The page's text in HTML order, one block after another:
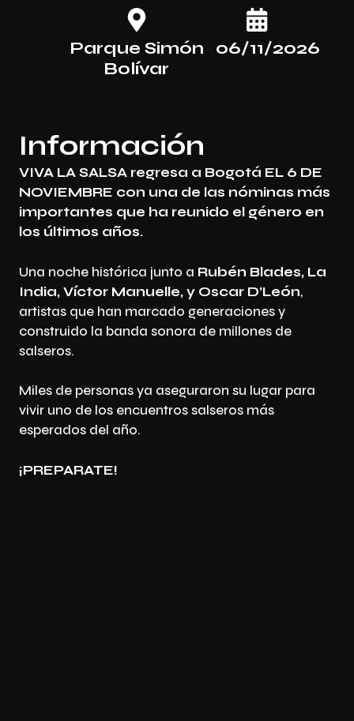
Parque Simón
Bolívar
06/11/2026
Información
VIVA LA SALSA regresa a Bogotá EL 6 DE
NOVIEMBRE con una de las nóminas más
importantes que ha reunido el género en
los últimos años.
Una noche histórica junto a Rubén Blades, La
India, Víctor Manuelle, y Oscar D’León,
artistas que han marcado generaciones y
construido la banda sonora de millones de
salseros.
Miles de personas ya aseguraron su lugar para
vivir uno de los encuentros salseros más
esperados del año.
¡PREPARATE!